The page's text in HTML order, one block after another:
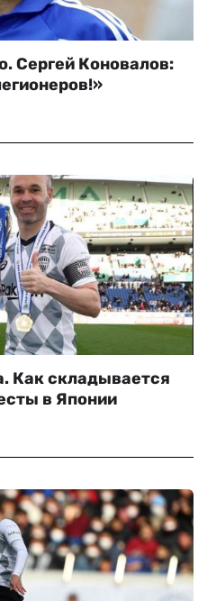
Сергей Коновалов:
Как складывается
в Японии